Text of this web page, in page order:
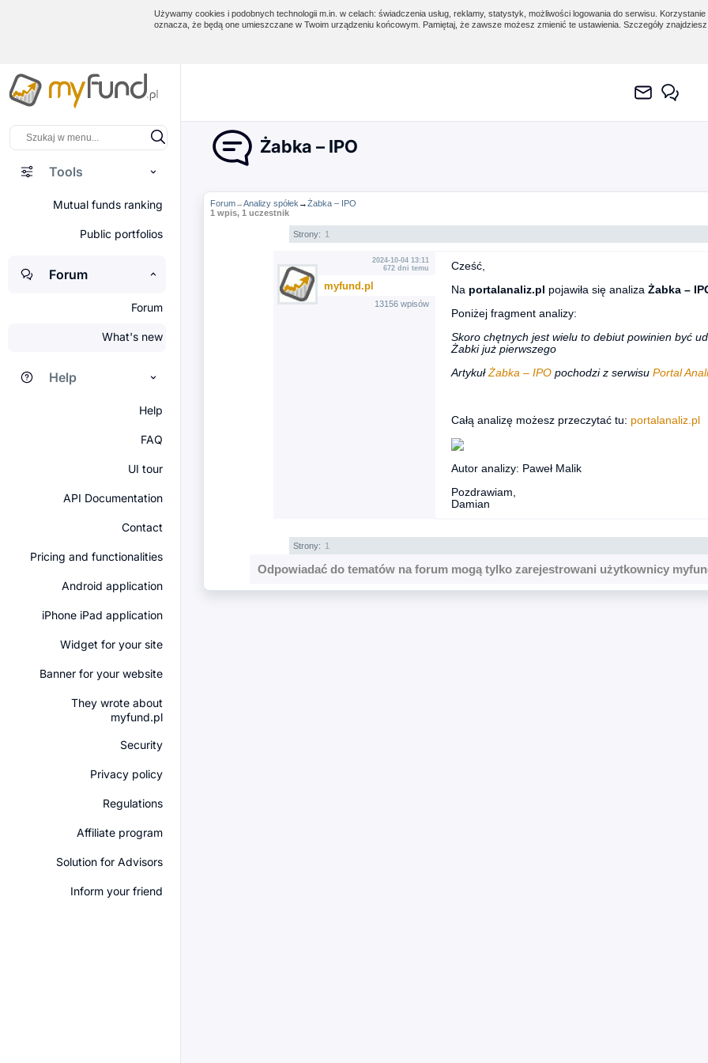
Używamy cookies i podobnych technologii m.in. w celach: świadczenia usług, reklamy, statystyk, możliwości logowania do serwisu.
oznacza, że będą one umieszczane w Twoim urządzeniu końcowym. Pamiętaj, że zawsze możesz zmienić te ustawienia. Szczegóły
Tools
Mutual funds ranking
Public portfolios
Forum
Forum
What's new
Help
Help
FAQ
UI tour
API Documentation
Contact
Pricing and functionalities
Android application
iPhone iPad application
Widget for your site
Banner for your website
They wrote about
myfund.pl
Security
Privacy policy
Regulations
Affiliate program
Solution for Advisors
Inform your friend
Żabka – IPO
Forum→Analizy spółek →Żabka – IPO
1 wpis, 1 uczestnik
Strony: 1
2024-10-04 13:11
672 dni temu
myfund.pl
13156 wpisów
Cześć,
Na portalanaliz.pl pojawiła się analiza Żabka –
Poniżej fragment analizy:
Skoro chętnych jest wielu to debiut powinien być
Żabki już pierwszego
ArtykułŻabka – IPOpochodzi z serwisu Portal
Całą analizę możesz przeczytać tu: portalanaliz.pl
Autor analizy: Paweł Malik
Pozdrawiam,
Damian
Strony: 1
Odpowiadać do tematów na forum mogą tylko zarejestrowani użytkownicy